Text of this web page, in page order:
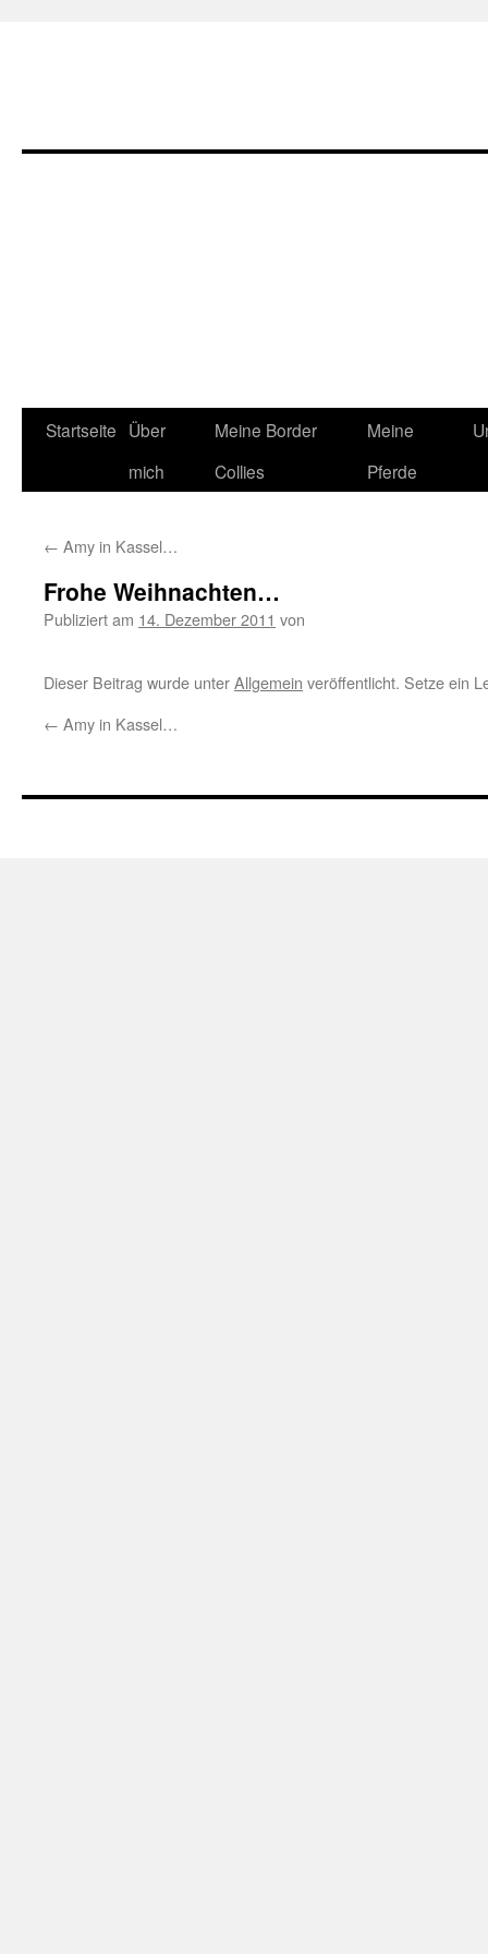
Zum
Startseite Über
mich
Meine Border
Collies
Meine
Pferde
← Amy in Kassel…
Frohe Weihnachten…
Publiziert am 14. Dezember 2011 von
Dieser Beitrag wurde unterAllgemein veröffentlicht. Setze ein
← Amy in Kassel…